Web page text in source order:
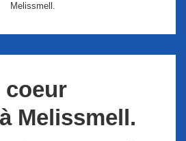
Melissmell.
coeur
Melissmell.